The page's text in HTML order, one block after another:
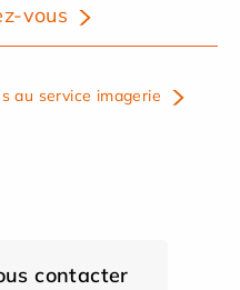
vous
au service imagerie
contacter